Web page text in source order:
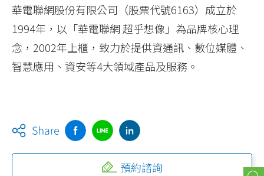
​​​​華電聯網股份有限公司（股票代號6163）成立於
1994年，以「華電聯網 超乎想像」為品牌核心理
念，2002年上櫃，致力於提供資通訊、數位媒體、
智慧應用、資安等4大領域產品及服務。
預約諮詢